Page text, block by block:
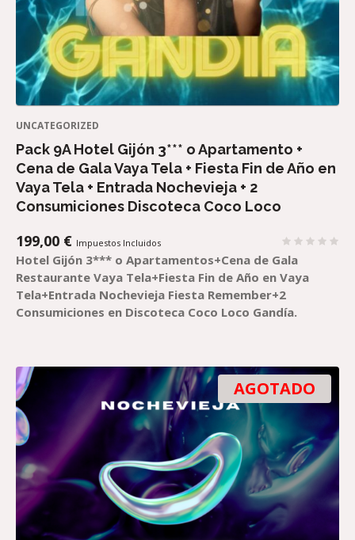
UNCATEGORIZED
Pack 9A Hotel Gijón 3*** o Apartamento +
Cena de Gala Vaya Tela + Fiesta Fin de Año en
Vaya Tela + Entrada Nochevieja + 2
Consumiciones Discoteca Coco Loco
199,00 € Impuestos Incluidos
Hotel Gijón 3*** o Apartamentos+Cena de Gala
Restaurante Vaya Tela+Fiesta Fin de Año en Vaya
Tela+Entrada Nochevieja Fiesta Remember+2
Consumiciones en Discoteca Coco Loco Gandía.
AGOTADO